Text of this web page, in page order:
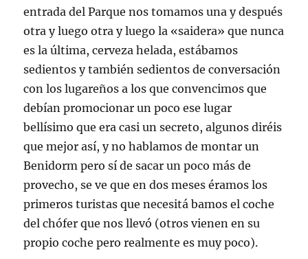
entrada del Parque nos tomamos una y después
otra y luego otra y luego la «saidera» que nunca
es la última, cerveza helada, estábamos
sedientos y también sedientos de conversación
con los lugareños a los que convencimos que
debían promocionar un poco ese lugar
bellísimo que era casi un secreto, algunos diréis
que mejor así, y no hablamos de montar un
Benidorm pero sí de sacar un poco más de
provecho, se ve que en dos meses éramos los
primeros turistas que necesitá bamos el coche
del chófer que nos llevó (otros vienen en su
propio coche pero realmente es muy poco).